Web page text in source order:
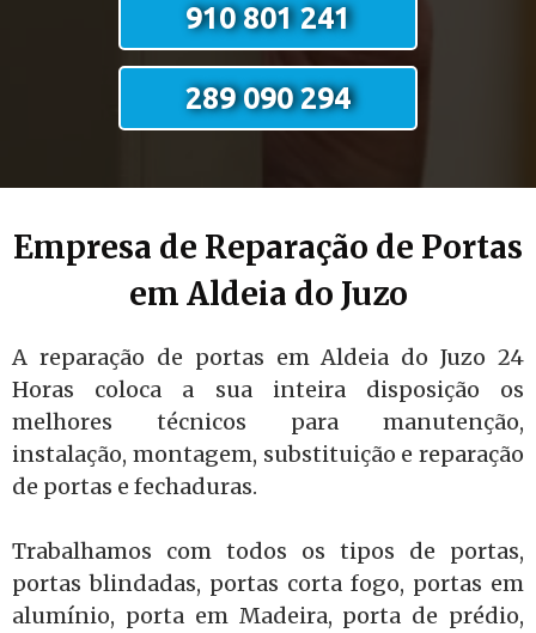
910 801 241
289 090 294
Empresa de Reparação de Portas
em Aldeia do Juzo
A reparação de portas em Aldeia do Juzo 24
Horas coloca a sua inteira disposição os
melhores técnicos para manutenção,
instalação, montagem, substituição e reparação
de portas e fechaduras.
Trabalhamos com todos os tipos de portas,
portas blindadas, portas corta fogo, portas em
alumínio, porta em Madeira, porta de prédio,